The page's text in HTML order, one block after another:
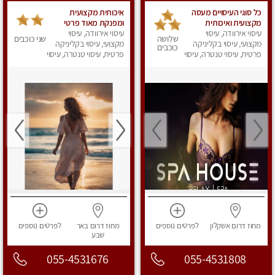
כל סוגי העיסויים מעסה
מקצועית ואיכותית
פרטי!!!
עיסוי אירוודה, עיסוי
מקצועי, עיסוי בקליניקה
פרטית, עיסוי טנטרה, עיסוי
שלושה
כוכבים
מחוז דרוםאשקלון לפרטים נוספים
055-4531808
איכותית מקצועית
ומפנקת מאוד פרטי
עיסוי אירוודה, עיסוי
מקצועי, עיסוי בקליניקה
פרטית, עיסוי טנטרה, עיסוי
שני כוכבים
מחוז דרוםבאר
שבע
לפרטים נוספים
055-4531676